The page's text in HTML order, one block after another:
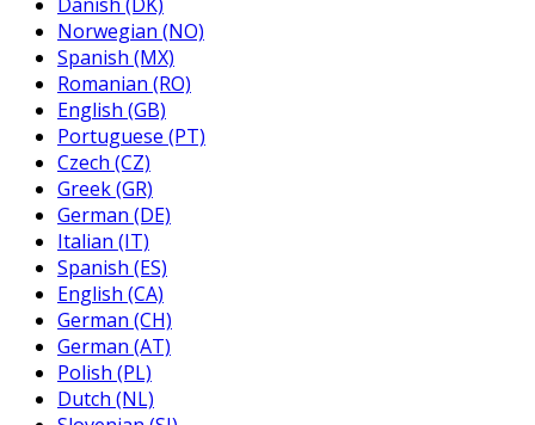
Norwegian (NO)
Spanish (MX)
Romanian (RO)
English (GB)
Portuguese (PT)
Czech (CZ)
Greek (GR)
German (DE)
Italian (IT)
Spanish (ES)
English (CA)
German (CH)
German (AT)
Polish (PL)
Dutch (NL)